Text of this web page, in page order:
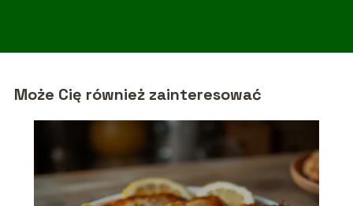
Może Cię również zainteresować